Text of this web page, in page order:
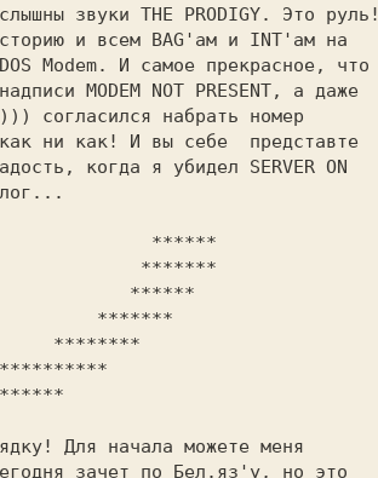
и всем BAG'ам и INT'ам на
Modem. И самое прекрасное, что
MODEM NOT PRESENT, а даже
согласился набрать номер
ни как! И вы себе  представте
когда я убидел SERVER ON
зачет по Бел.яз'у, но это